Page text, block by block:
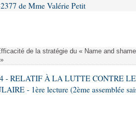
de Mme Valérie Petit
de la stratégie du « Name and
- RELATIF À LA LUTTE CONTRE
- 1ère lecture (2ème assemblée